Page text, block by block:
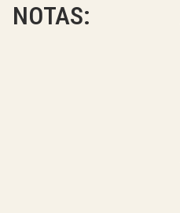
NOTAS: